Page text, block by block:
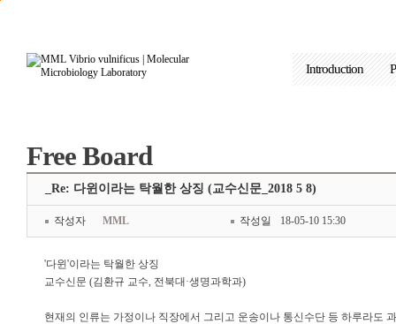
Introduction
Free Board
_Re: 다윈이라는 탁월한 상징 (교수신문_2018 5 8)
작성자 MML 작성일 18-05-10 15:30
'다윈'이라는 탁월한 상징
교수신문 (김환규 교수, 전북대·생명과학과)
현재의 인류는 가정이나 직장에서 그리고 운송이나 통신수단 등 하루라도